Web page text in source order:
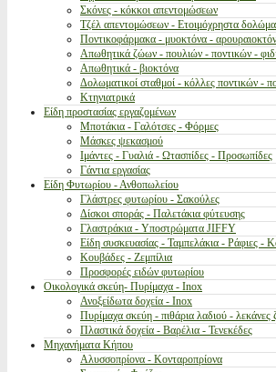
Σκόνες - κόκκοι απεντομώσεων
Τζέλ απεντομώσεων - Ετοιμόχρηστα
Ποντικοφάρμακα - μυοκτόνα -
Απωθητικά ζώων - πουλιών - ποντικών -
Απωθητικά - βιοκτόνα
Δολωματικοί σταθμοί - κόλλες ποντικών -
Κτηνιατρικά
Είδη προστασίας εργαζομένων
Μποτάκια - Γαλότσες - Φόρμες
Μάσκες ψεκασμού
Ιμάντες - Γυαλιά - Ωτασπίδες - Προσωπίδες
Γάντια εργασίας
Είδη Φυτωρίου - Ανθοπωλείου
Γλάστρες φυτωρίου - Σακούλες
Δίσκοι σποράς - Παλετάκια φύτευσης
Γλαστράκια - Υποστρώματα JIFFY
Είδη συσκευασίας - Ταμπελάκια - Ράφιες -
Κουβάδες - Ζεμπίλια
Προσφορές ειδών φυτωρίου
Οικολογικά σκεύη- Πυρίμαχα - Inox
Ανοξείδωτα δοχεία - Inox
Πυρίμαχα σκεύη - πιθάρια λαδιού - λεκάνες
Πλαστικά δοχεία - Βαρέλια - Τενεκέδες
Μηχανήματα Κήπου
Αλυσσοπρίονα - Κονταροπρίονα